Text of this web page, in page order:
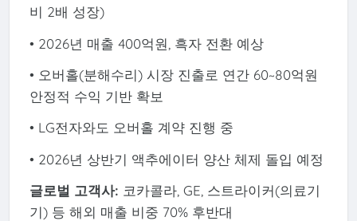
비 2배 성장)
• 2026년 매출 400억원, 흑자 전환 예상
• 오버홀(분해수리) 시장 진출로 연간 60~80억원
안정적 수익 기반 확보
• LG전자와도 오버홀 계약 진행 중
• 2026년 상반기 액추에이터 양산 체제 돌입 예정
글로벌 고객사: 코카콜라, GE, 스트라이커(의료기
기) 등 해외 매출 비중 70% 후반대